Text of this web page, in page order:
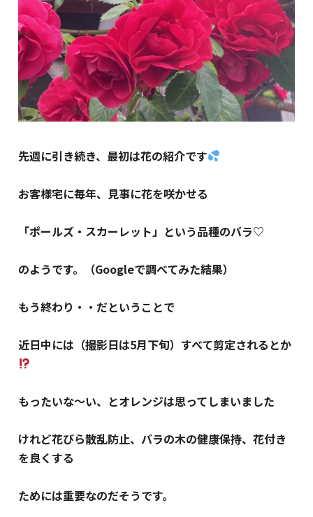
先週に引き続き、最初は花の紹介です
お客様宅に毎年、見事に花を咲かせる
「ポールズ・スカーレット」という品種のバラ♡
のようです。（Googleで調べてみた結果）
もう終わり・・だということで
近日中には（撮影日は5月下旬）すべて剪定されるとか
もったいな～い、とオレンジは思ってしまいました
けれど花びら散乱防止、バラの木の健康保持、花付き
を良くする
ためには重要なのだそうです。